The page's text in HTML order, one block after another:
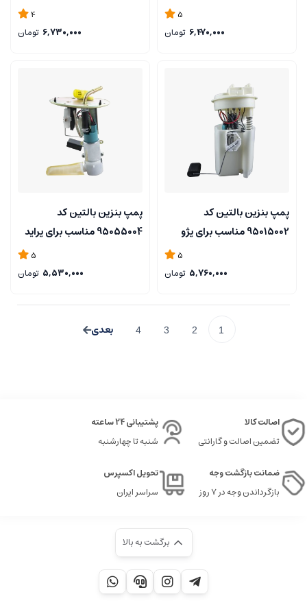
5
6,470,000 تومان
4
6,730,000 تومان
پمپ بنزین بالتین کد
95015002 مناسب برای پژو
5
5,760,000 تومان
پمپ بنزین بالتین کد
95055004 مناسب برای پراید
5
5,530,000 تومان
1
2
3
4
اصالت کالا
تضمین اصالت و گارانتی
پشتیبانی 24 ساعته
شنبه تا چهارشنبه
ضمانت بازگشت وجه
بازگرداندن وجه در ۷ روز
تحویل اکسپرس
سراسر ایران
برگشت به بالا